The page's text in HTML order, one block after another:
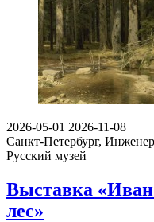
2026-05-01 2026-11-08
Санкт-Петербург,
Русский музей
Выставка
лес»